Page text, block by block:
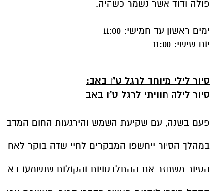
פולה ודוד אשר נשמר כשהיה.
ימים ראשון עד חמישי: 11:00
יום שישי: 11:00
סיור לילי מיוחד לרגל ט"ו באב:
סיור לילה חוויתי לרגל ט"ו באב
פעם בשנה, עם שקיעת השמש והירגעות החום
במהלך הסיור ייחשפו המבקרים לחיי שדה בוקר לאחר
הסיור משחזר את ההתלבטויות והקולות שנשמעו